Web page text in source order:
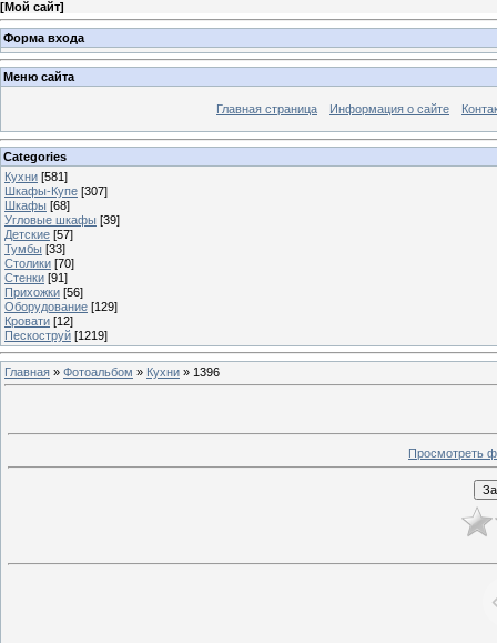
[Мой сайт]
Форма входа
Меню сайта
Главная страница Информация о сайте
Categories
Кухни [581]
Шкафы-Купе [307]
Шкафы [68]
Угловые шкафы [39]
Детские [57]
Тумбы [33]
Столики [70]
Стенки [91]
Прихожки [56]
Оборудование [129]
Кровати [12]
Пескоструй [1219]
Главная » Фотоальбом » Кухни » 1396
Просмотреть